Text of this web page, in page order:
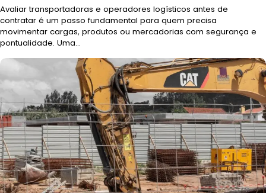
Avaliar transportadoras e operadores logísticos antes de
contratar é um passo fundamental para quem precisa
movimentar cargas, produtos ou mercadorias com segurança e
pontualidade. Uma…